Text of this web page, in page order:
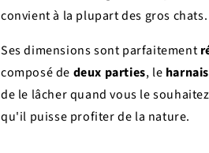
convient à la plupart des gros chats.
Ses dimensions sont parfaitement
composé de deux parties, le harnais
de le lâcher quand vous le
qu'il puisse profiter de la nature.